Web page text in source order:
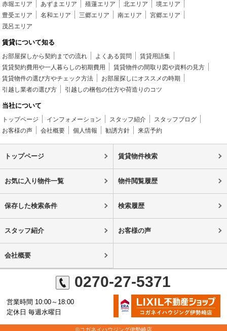
赤堀エリア あずまエリア 殖蓮エリア 北エリア
境エリア
豊受エリア
名和エリア 三郷エリア 南エリア
宮郷エリア
茂呂エリア
賃貸について知る
お部屋探しから契約までの流れ よくある質問
賃貸用語集
賃貸契約費用や一人暮らしの初期費用
賃貸物件の間取り図や資料の見方
賃貸物件の選び方やチェック方法
お部屋探しにオススメの時期
引越し業者の選び方
引越しの梱包の仕方や荷造りのコツ
当社について
トップページ インフォメーション スタッフ紹介
スタッフブログ
お客様の声
会社概要 個人情報 勧誘方針 来店予約
トップページ 賃貸物件検索
お気に入り物件一覧 物件閲覧履歴
保存した検索条件 検索履歴
スタッフ紹介 お客様の声
会社概要
0270-27-5371
営業時間 10:00～18:00
定休日 毎週水曜日
©コガネイハウジング伊勢崎店